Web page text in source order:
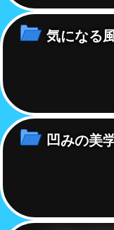
気になる
凹みの美